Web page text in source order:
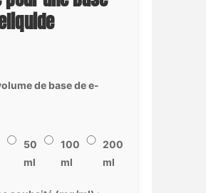
de base de e-
50
ml
100
ml
200
ml